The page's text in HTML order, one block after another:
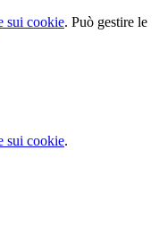
sui cookie. Può gestire le
sui cookie.